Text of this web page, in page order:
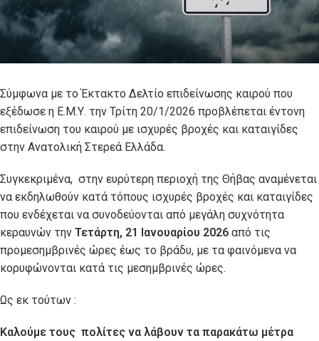
Σύμφωνα με το Έκτακτο Δελτίο επιδείνωσης καιρού που
εξέδωσε η Ε.Μ.Υ. την Τρίτη 20/1/2026 προβλέπεται έντονη
επιδείνωση του καιρού με ισχυρές βροχές και καταιγίδες
στην Ανατολική Στερεά Ελλάδα.
Συγκεκριμένα, στην ευρύτερη περιοχή της Θήβας αναμένεται
να εκδηλωθούν κατά τόπους ισχυρές βροχές και καταιγίδες
που ενδέχεται να συνοδεύονται από μεγάλη συχνότητα
κεραυνών την Τετάρτη, 21 Ιανουαρίου 2026 από τις
προμεσημβρινές ώρες έως το βράδυ, με τα φαινόμενα να
κορυφώνονται κατά τις μεσημβρινές ώρες.
Ως εκ τούτων :
Καλούμε τους πολίτες να λάβουν τα παρακάτω μέτρα